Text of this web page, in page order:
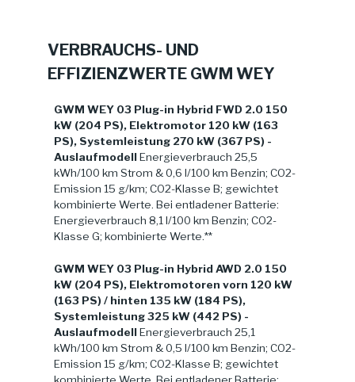
VERBRAUCHS- UND
EFFIZIENZWERTE GWM WEY
GWM WEY 03 Plug-in Hybrid FWD 2.0 150
kW (204 PS), Elektromotor 120 kW (163
PS), Systemleistung 270 kW (367 PS) -
AuslaufmodellEnergieverbrauch 25,5
kWh/100 km Strom & 0,6 l/100 km Benzin; CO2-
Emission 15 g/km; CO2-Klasse B; gewichtet
kombinierte Werte. Bei entladener Batterie:
Energieverbrauch 8,1 l/100 km Benzin; CO2-
Klasse G; kombinierte Werte.**
GWM WEY 03 Plug-in Hybrid AWD 2.0 150
kW (204 PS), Elektromotoren vorn 120 kW
(163 PS) / hinten 135 kW (184 PS),
Systemleistung 325 kW (442 PS) -
AuslaufmodellEnergieverbrauch 25,1
kWh/100 km Strom & 0,5 l/100 km Benzin; CO2-
Emission 15 g/km; CO2-Klasse B; gewichtet
kombinierte Werte. Bei entladener Batterie: